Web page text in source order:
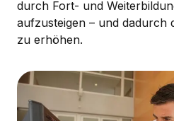
durch Fort- und
aufzusteigen – und dadurch
zu erhöhen.